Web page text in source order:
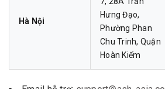
Hà Nội
Hưng Đạo,
Phường Phan
Chu Trinh, Quận
Hoàn Kiếm